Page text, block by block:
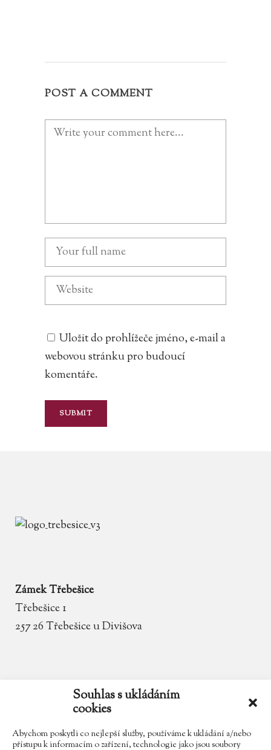
Souhlas s ukládáním
cookies
Abychom poskytli co nejlepší služby, používáme k ukládání a/nebo
přístupu k informacím o zařízení, technologie jako jsou soubory
POST A COMMENT
Uložit do prohlížeče jméno, e-mail a
webovou stránku pro budoucí
komentáře.
Zámek Třebešice
Třebešice 1
257 26 Třebešice u Divišova
zamek.trebesice@volny.cz
602 354 467